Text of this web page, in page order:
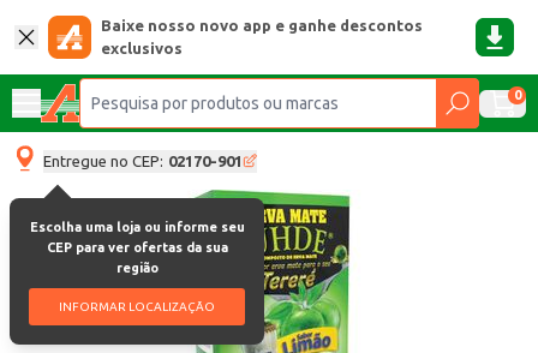
Baixe nosso novo app e ganhe descontos
exclusivos
0
Entregue no CEP: 02170-901
Escolha uma loja ou informe seu
CEP para ver ofertas da sua
região
INFORMAR LOCALIZAÇÃO